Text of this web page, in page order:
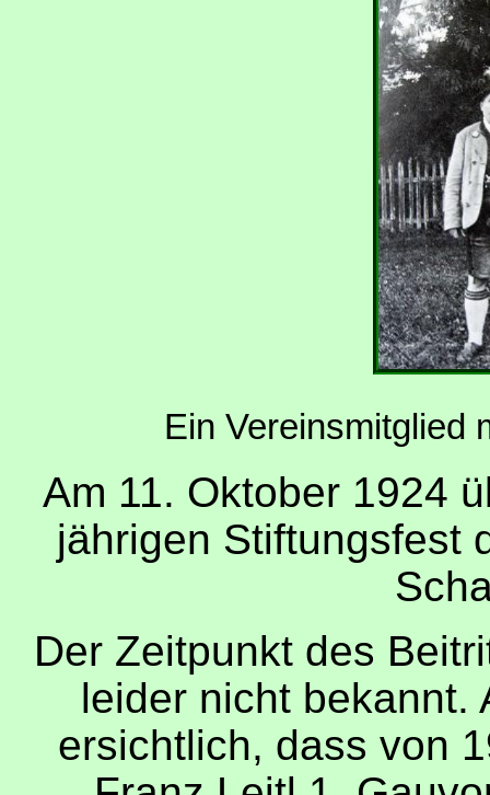
Ein Vereinsmitglied
Am 11. Oktober 1924
jährigen Stiftungsfest
Der Zeitpunkt des
leider nicht bekannt.
ersichtlich, dass von